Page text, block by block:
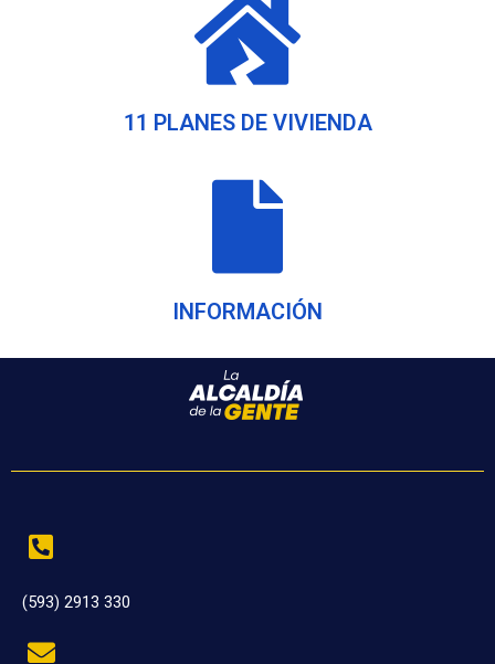
11 PLANES DE VIVIENDA
INFORMACIÓN
(593) 2913 330